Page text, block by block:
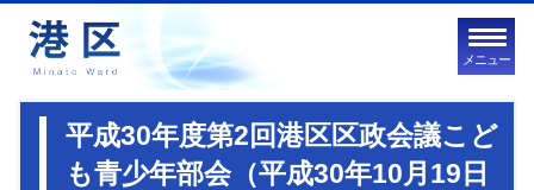
メニュー
平成30年度第2回港区区政会議こど
も青少年部会（平成30年10月19日